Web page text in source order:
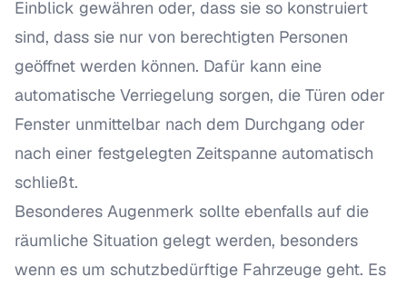
Einblick gewähren oder, dass sie so konstruiert
sind, dass sie nur von berechtigten Personen
geöffnet werden können. Dafür kann eine
automatische Verriegelung sorgen, die Türen oder
Fenster unmittelbar nach dem Durchgang oder
nach einer festgelegten Zeitspanne automatisch
schließt.
Besonderes Augenmerk sollte ebenfalls auf die
räumliche Situation gelegt werden, besonders
wenn es um schutzbedürftige Fahrzeuge geht. Es